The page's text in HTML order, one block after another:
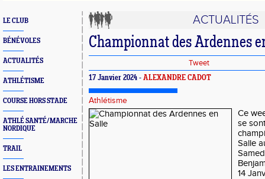
LE CLUB
BÉNÉVOLES
ACTUALITÉS
ATHLÉTISME
COURSE HORS STADE
ATHLÉ SANTÉ/MARCHE
NORDIQUE
TRAIL
LES ENTRAINEMENTS
ACTUALITÉS
Championnat des Ardennes
Tweet
17 Janvier 2024 - ALEXANDRE CADOT
Athlétisme
Ce
se
Salle
14